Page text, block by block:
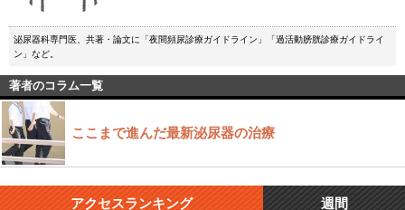
泌尿器科専門医、共著・論文に「夜間頻尿診療ガイドライン」「過活動膀胱診療ガイドライ
ン」など。
著者のコラム一覧
ここまで進んだ最新泌尿器の治療
アクセスランキング 週間